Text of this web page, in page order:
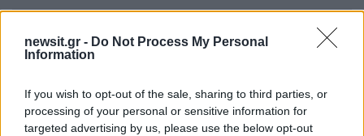
newsit.gr - Do Not Process My Personal
Information
If you wish to opt-out of the sale, sharing to third parties, or
processing of your personal or sensitive information for
targeted advertising by us, please use the below opt-out
Πιο δημοφιλή
1 τροχαίο με νεκρούς μητέρα και γιο – Ο
οδηγός του φορτηγού κατέγραψε τη
σύγκρουση